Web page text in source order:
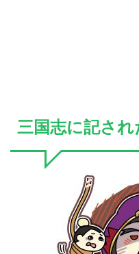
三国志に記され